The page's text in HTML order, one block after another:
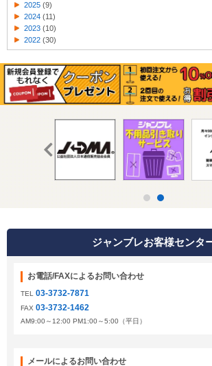
2025 (9)
2024 (11)
2023 (10)
2022 (30)
ジャンブレお客様センタ
お電話/FAXによるお問い合わせ
TEL 03-3732-7871
FAX 03-3732-1462
AM9:00～12:00 PM1:00～5:00（平日）
メールによるお問い合わせ